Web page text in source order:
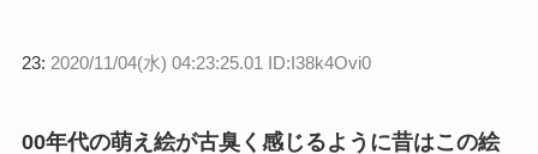
23: 2020/11/04(水) 04:23:25.01 ID:I38k4Ovi0
00年代の萌え絵が古臭く感じるように昔はこの絵